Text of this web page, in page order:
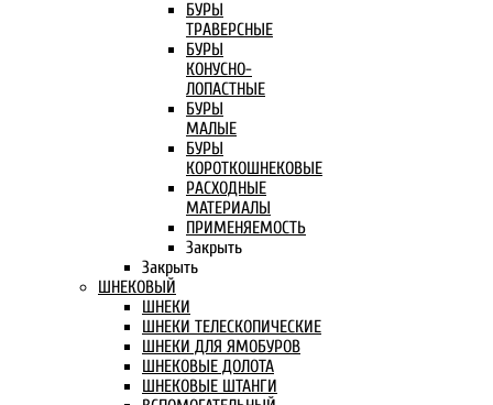
БУРЫ
ТРАВЕРСНЫЕ
БУРЫ
КОНУСНО-
ЛОПАСТНЫЕ
БУРЫ
МАЛЫЕ
БУРЫ
КОРОТКОШНЕКОВЫЕ
РАСХОДНЫЕ
МАТЕРИАЛЫ
ПРИМЕНЯЕМОСТЬ
Закрыть
Закрыть
ШНЕКОВЫЙ
ШНЕКИ
ШНЕКИ ТЕЛЕСКОПИЧЕСКИЕ
ШНЕКИ ДЛЯ ЯМОБУРОВ
ШНЕКОВЫЕ ДОЛОТА
ШНЕКОВЫЕ ШТАНГИ